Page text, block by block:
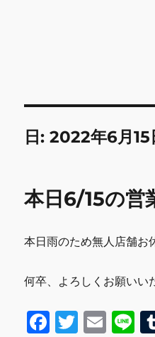
INNOCENCE
物 etc販売 江戸
日:2022年6月15
本日6/15の営
本日雨のため無人店舗お
何卒、よろしくお願いい
F
T
E
Li